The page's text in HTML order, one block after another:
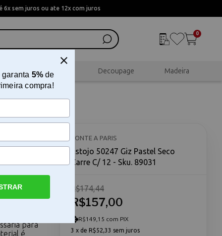
6x sem juros ou ate 12x com juros
0
Scrapbook Decoupage Madeira
C/ 12
Pastel
por
para
é
CONTE A PARIS
Estojo 50247 Giz Pastel Seco
Carre C/ 12 - Sku. 89031
R$157,00
R$174,44
R$149,15 com PIX
3 x de R$52,33 sem juros
garanta 5%de
compra!